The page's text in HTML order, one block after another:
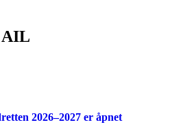
AIL
2026–2027 er åpnet